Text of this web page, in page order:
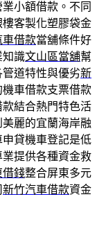
小額借款。不同
樓客製化塑膠袋金
車借款當舖條件好
知識文山區當舖幫
道特性與優劣新
車借款支票借款
結合熱門特色活
麗的宜蘭海岸融
申貸機車登記是低
業提供各種資金救
借錢整合屏東多元
新竹汽車借款資金